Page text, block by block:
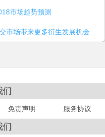
市场趋势预测
市场带来更多衍生发展机会
们
免责声明 服务协议
们